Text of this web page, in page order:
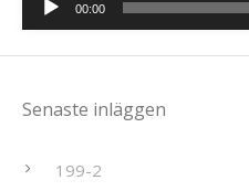
00:00
Senaste inläggen
199-2